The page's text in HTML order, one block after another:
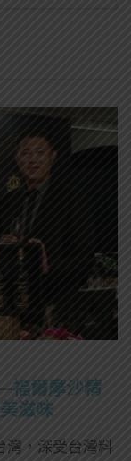
福爾摩沙精
滋味
，深受台灣料